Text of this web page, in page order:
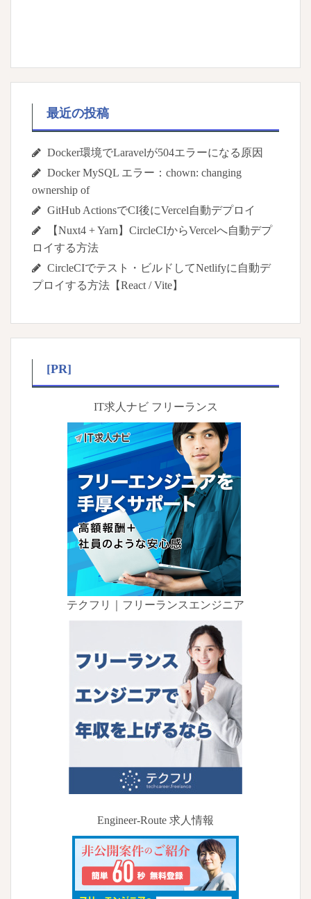
最近の投稿
Docker環境でLaravelが504エラーになる原因
Docker MySQL エラー：chown: changing
ownership of
GitHub ActionsでCI後にVercel自動デプロイ
【Nuxt4 + Yarn】CircleCIからVercelへ自動デプ
ロイする方法
CircleCIでテスト・ビルドしてNetlifyに自動デ
プロイする方法【React / Vite】
[PR]
IT求人ナビ フリーランス
テクフリ｜フリーランスエンジニア
Engineer-Route 求人情報